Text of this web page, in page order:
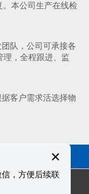
本公司生产在线检
队，公司可承接各
理，全程跟进、监
客户需求活选择物
沪ICP备11001055
×
，方便后续联